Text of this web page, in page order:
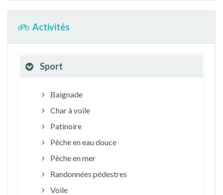
Activités
Sport
Baignade
Char à voile
Patinoire
Pêche en eau douce
Pêche en mer
Randonnées pédestres
Voile